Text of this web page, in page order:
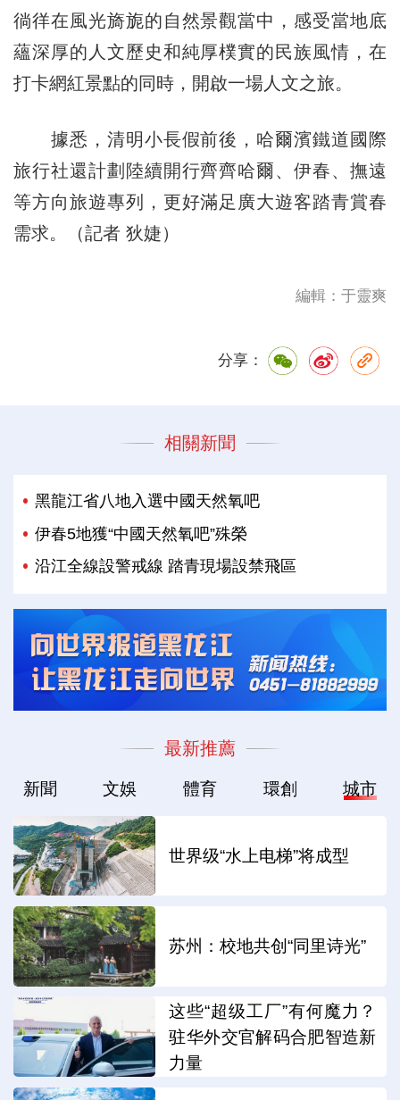
徜徉在風光旖旎的自然景觀當中，感受當地底
蘊深厚的人文歷史和純厚樸實的民族風情，在
打卡網紅景點的同時，開啟一場人文之旅。
據悉，清明小長假前後，哈爾濱鐵道國際
旅行社還計劃陸續開行齊齊哈爾、伊春、撫遠
等方向旅遊專列，更好滿足廣大遊客踏青賞春
需求。（記者 狄婕）
編輯：于靈爽
分享：
相關新聞
黑龍江省八地入選中國天然氧吧
伊春5地獲“中國天然氧吧”殊榮
沿江全線設警戒線 踏青現場設禁飛區
最新推薦
新聞 文娛 體育 環創 城市
世界级“水上电梯”将成型
苏州：校地共创“同里诗光”
这些“超级工厂”有何魔力？
驻华外交官解码合肥智造新
力量